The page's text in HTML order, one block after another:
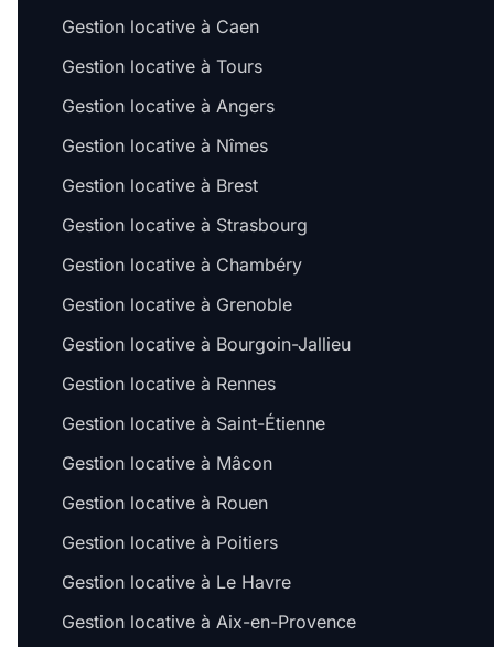
Gestion locative à Caen
Gestion locative à Tours
Gestion locative à Angers
Gestion locative à Nîmes
Gestion locative à Brest
Gestion locative à Strasbourg
Gestion locative à Chambéry
Gestion locative à Grenoble
Gestion locative à Bourgoin-Jallieu
Gestion locative à Rennes
Gestion locative à Saint-Étienne
Gestion locative à Mâcon
Gestion locative à Rouen
Gestion locative à Poitiers
Gestion locative à Le Havre
Gestion locative à Aix-en-Provence